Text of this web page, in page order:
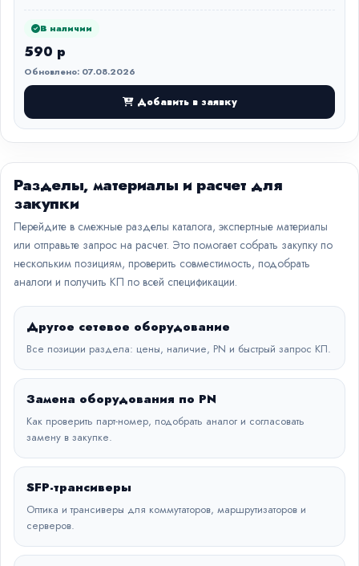
В наличии
590 р
Обновлено: 07.08.2026
Добавить в заявку
Разделы, материалы и расчет для
закупки
Перейдите в смежные разделы каталога, экспертные материалы
или отправьте запрос на расчет. Это помогает собрать закупку по
нескольким позициям, проверить совместимость, подобрать
аналоги и получить КП по всей спецификации.
Другое сетевое оборудование
Все позиции раздела: цены, наличие, PN и быстрый запрос КП.
Замена оборудования по PN
Как проверить парт-номер, подобрать аналог и согласовать
замену в закупке.
SFP-трансиверы
Оптика и трансиверы для коммутаторов, маршрутизаторов и
серверов.